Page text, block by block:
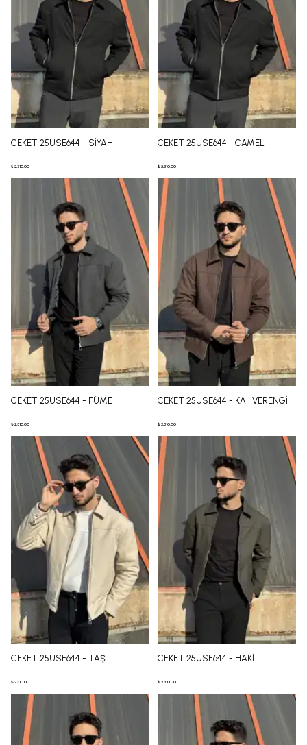
CEKET 25USE644 - SİYAH
₺ 2,310.00
CEKET 25USE644 - CAMEL
₺ 2,310.00
CEKET 25USE644 - FÜME
₺ 2,310.00
CEKET 25USE644 - KAHVERENGİ
₺ 2,310.00
CEKET 25USE644 - TAŞ
₺ 2,310.00
CEKET 25USE644 - HAKİ
₺ 2,310.00